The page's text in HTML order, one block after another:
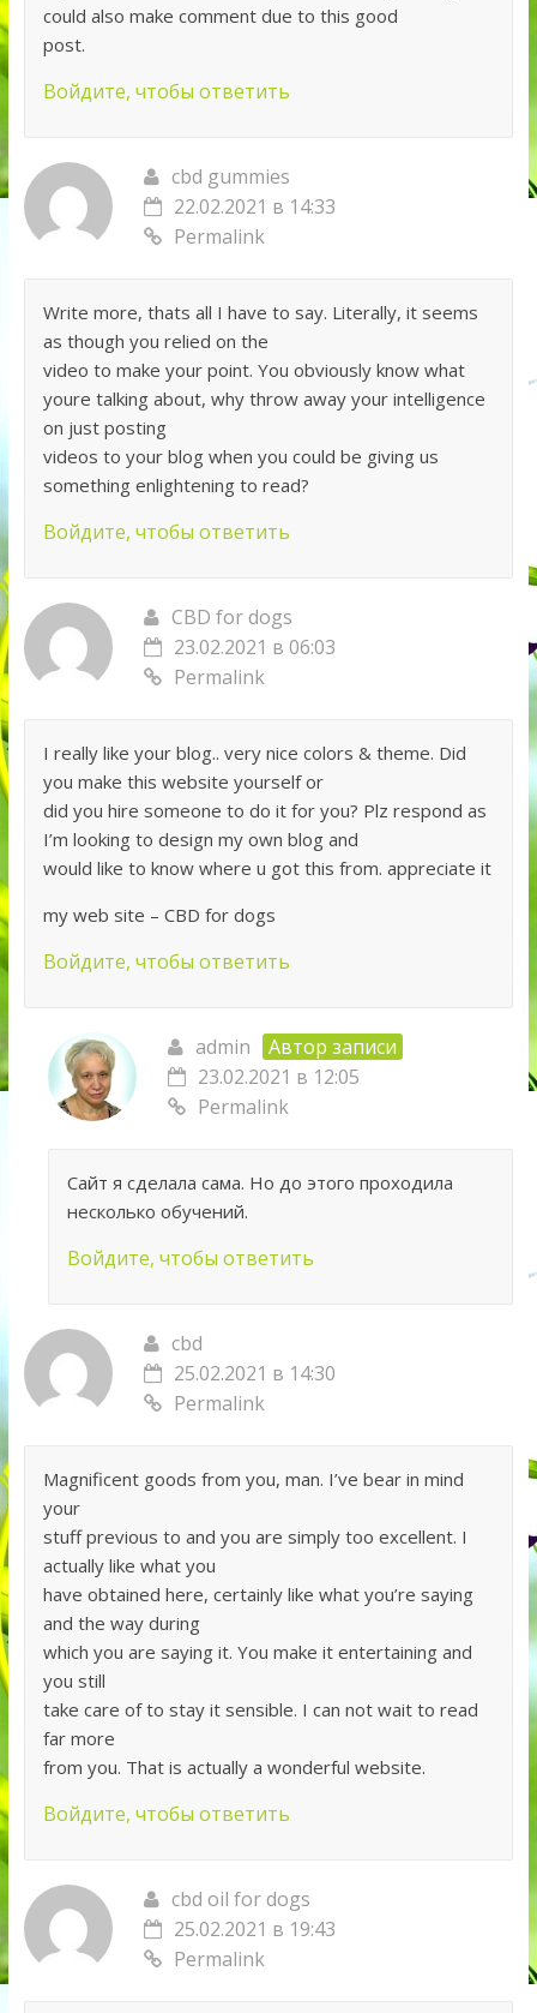
could also make comment due to this good
post.
Войдите, чтобы ответить
cbd gummies
22.02.2021 в 14:33
Permalink
Write more, thats all I have to say. Literally, it seems
as though you relied on the
video to make your point. You obviously know what
youre talking about, why throw away your intelligence
on just posting
videos to your blog when you could be giving us
something enlightening to read?
Войдите, чтобы ответить
CBD for dogs
23.02.2021 в 06:03
Permalink
I really like your blog.. very nice colors & theme. Did
you make this website yourself or
did you hire someone to do it for you? Plz respond as
I’m looking to design my own blog and
would like to know where u got this from. appreciate it
my web site – CBD for dogs
Войдите, чтобы ответить
admin
Автор записи
23.02.2021 в 12:05
Permalink
Сайт я сделала сама. Но до этого проходила
несколько обучений.
Войдите, чтобы ответить
cbd
25.02.2021 в 14:30
Permalink
Magnificent goods from you, man. I’ve bear in mind
your
stuff previous to and you are simply too excellent. I
actually like what you
have obtained here, certainly like what you’re saying
and the way during
which you are saying it. You make it entertaining and
you still
take care of to stay it sensible. I can not wait to read
far more
from you. That is actually a wonderful website.
Войдите, чтобы ответить
cbd oil for dogs
25.02.2021 в 19:43
Permalink